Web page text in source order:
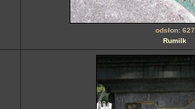
odsłon: 627
Rumilk